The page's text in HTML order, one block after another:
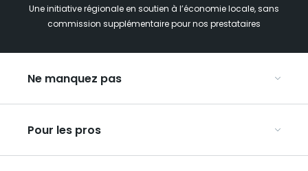
Une initiative régionale en soutien à l’économie locale, sans
commission supplémentaire pour nos prestataires
Ne manquez pas
Week-end insolite en Grand Est
Week-end spa en Grand Est
Pour les pros